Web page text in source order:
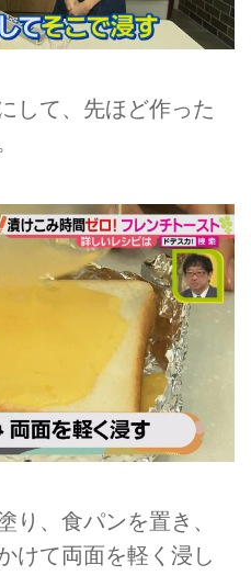
して、先ほど作った
り、食パンを置き、
けて両面を軽く浸し